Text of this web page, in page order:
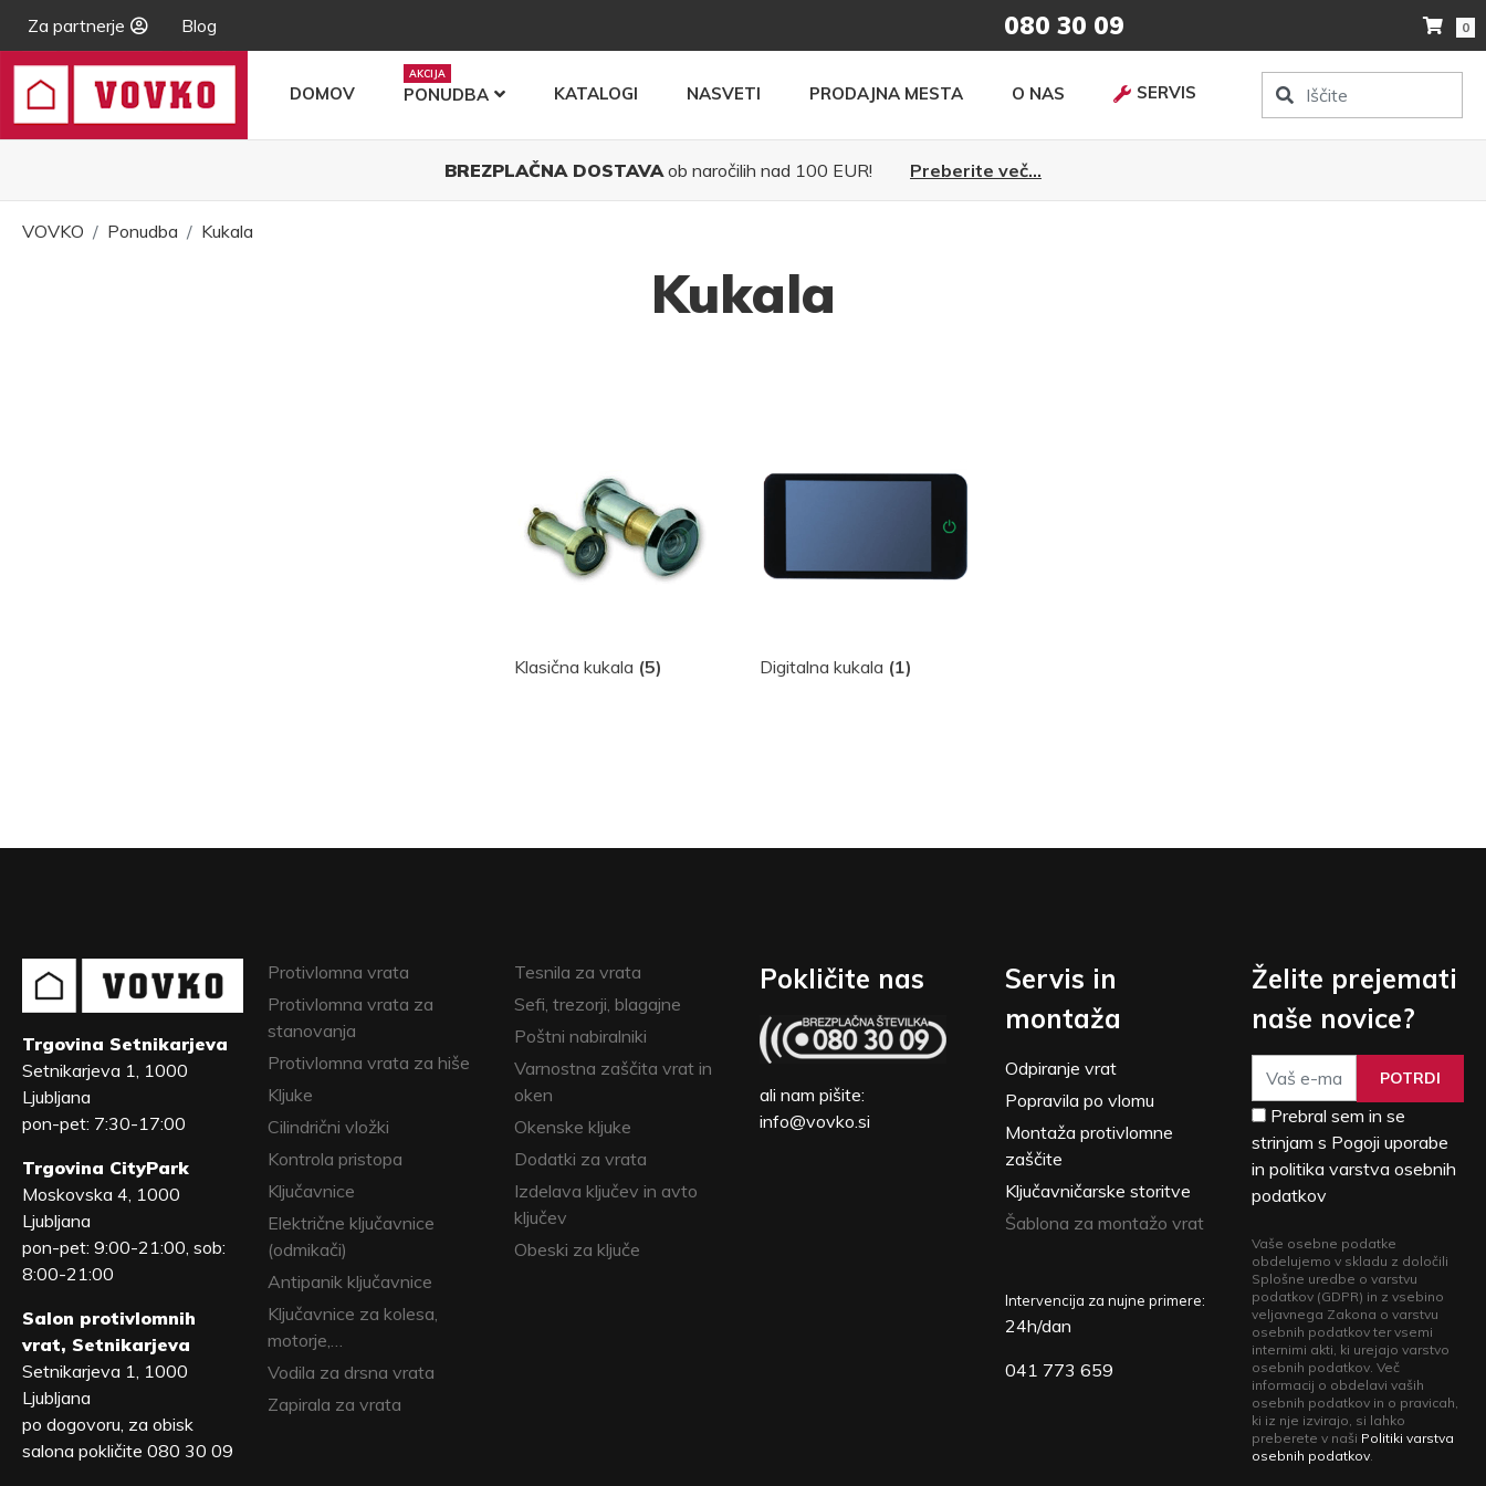
Za partnerje Blog 080 30 09 0
DOMOV PONUDBA KATALOGI NASVETI PRODAJNA MESTA O NAS SERVIS
BREZPLAČNA DOSTAVAob naročilih nad 100 EUR! Preberite več...
VOVKO Ponudba Kukala
Kukala
Klasična kukala (5) Digitalna kukala (1)
Trgovina Setnikarjeva
Setnikarjeva 1, 1000
Ljubljana
pon-pet: 7:30-17:00
Trgovina CityPark
Moskovska 4, 1000
Ljubljana
pon-pet: 9:00-21:00, sob:
8:00-21:00
Salon protivlomnih
vrat, Setnikarjeva
Setnikarjeva 1, 1000
Ljubljana
po dogovoru, za obisk
salona pokličite 080 30 09
Protivlomna vrata
Protivlomna vrata za
stanovanja
Protivlomna vrata za hiše
Kljuke
Cilindrični vložki
Kontrola pristopa
Ključavnice
Električne ključavnice
(odmikači)
Antipanik ključavnice
Ključavnice za kolesa,
motorje,…
Vodila za drsna vrata
Zapirala za vrata
Tesnila za vrata
Sefi, trezorji, blagajne
Poštni nabiralniki
Varnostna zaščita vrat in
oken
Okenske kljuke
Dodatki za vrata
Izdelava ključev in avto
ključev
Obeski za ključe
Pokličite nas
ali nam pišite:
info@vovko.si
Servis in
montaža
Odpiranje vrat
Popravila po vlomu
Montaža protivlomne
zaščite
Ključavničarske storitve
Šablona za montažo vrat
Intervencija za nujne primere:
24h/dan
041 773 659
Želite prejemati
naše novice?
POTRDI
Prebral sem in se
strinjam s Pogoji uporabe
in politika varstva osebnih
podatkov
Vaše osebne podatke
obdelujemo v skladu z določili
Splošne uredbe o varstvu
podatkov (GDPR) in z vsebino
veljavnega Zakona o varstvu
osebnih podatkov ter vsemi
internimi akti, ki urejajo varstvo
osebnih podatkov. Več
informacij o obdelavi vaših
osebnih podatkov in o pravicah,
ki iz nje izvirajo, si lahko
preberete v naši Politiki varstva
osebnih podatkov.